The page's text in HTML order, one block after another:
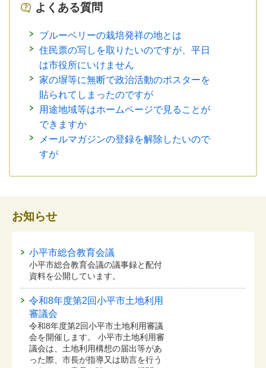
よくある質問
ブルーベリーの栽培発祥の地とは
住民票の写しを取りたいのですが、平日
は市役所にいけません
家の塀等に無断で政治活動のポスターを
貼られてしまったのですが
用途地域等はホームページで見ることが
できますか
メールマガジンの登録を解除したいので
すが
お知らせ
小平市総合教育会議
小平市総合教育会議の議事録と配付
資料を公開しています。
令和8年度第2回小平市土地利用
審議会
令和8年度第2回小平市土地利用審議
会を開催します。 小平市土地利用審
議会は、土地利用構想の届出等があ
った際、市長が指導又は助言を行う